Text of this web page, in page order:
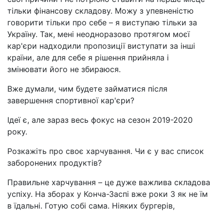
тільки фінансову складову. Можу з упевненістю
говорити тільки про себе – я виступаю тільки за
Україну. Так, мені неодноразово протягом моєї
кар'єри надходили пропозиції виступати за інші
країни, але для себе я рішення прийняла і
змінювати його не збираюся.
Вже думали, чим будете займатися після
завершення спортивної кар'єри?
Ідеї ​​є, але зараз весь фокус на сезон 2019-2020
року.
Розкажіть про своє харчування. Чи є у вас список
заборонених продуктів?
Правильне харчування – це дуже важлива складова
успіху. На зборах у Конча-Заспі вже роки 3 як не їм
в їдальні. Готую собі сама. Ніяких бургерів,